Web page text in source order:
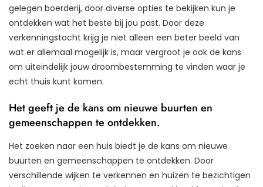
gelegen boerderij, door diverse opties te bekijken kun je
ontdekken wat het beste bij jou past. Door deze
verkenningstocht krijg je niet alleen een beter beeld van
wat er allemaal mogelijk is, maar vergroot je ook de kans
om uiteindelijk jouw droombestemming te vinden waar je
echt thuis kunt komen.
Het geeft je de kans om nieuwe buurten en
gemeenschappen te ontdekken.
Het zoeken naar een huis biedt je de kans om nieuwe
buurten en gemeenschappen te ontdekken. Door
verschillende wijken te verkennen en huizen te bezichtigen